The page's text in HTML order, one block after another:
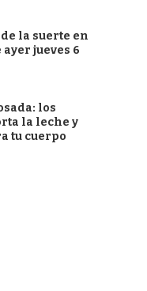
la suerte en
jueves 6
los
la leche y
tu cuerpo